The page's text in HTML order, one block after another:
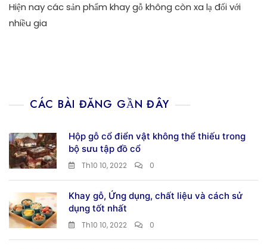
Gỗ,
Dụng
Hiện nay các sản phẩm khay gỗ không còn xa lạ đối với
nhiều gia
CÁC BÀI ĐĂNG GẦN ĐÂY
Hộp gỗ cổ điển vật không thể thiếu trong
bộ sưu tập đồ cổ
Th10 10, 2022 0
Khay gỗ, Ứng dụng, chất liệu và cách sử
dụng tốt nhất
Th10 10, 2022 0